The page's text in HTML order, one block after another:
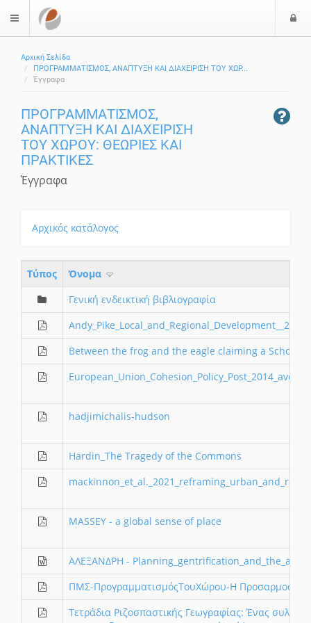
$langMenu
Αρχική Σελίδα
ΠΡΟΓΡΑΜΜΑΤΙΣΜΟΣ, ΑΝΑΠΤΥΞΗ ΚΑΙ ΔΙΑΧΕΙΡΙΣΗ ΤΟΥ ΧΩΡ...
Έγγραφα
ΠΡΟΓΡΑΜΜΑΤΙΣΜΟΣ,
ΑΝΑΠΤΥΞΗ ΚΑΙ ΔΙΑΧΕΙΡΙΣΗ
ΤΟΥ ΧΩΡΟΥ: ΘΕΩΡΙΕΣ ΚΑΙ
ΠΡΑΚΤΙΚΕΣ
Έγγραφα
Αρχικός κατάλογος
Τύπος
Όνομα
Γενική ενδεικτική βιβλιογραφία
Andy_Pike_Local_and_Regional_Development__2006
Between the frog and the eagle claiming a
hadjimichalis-hudson
Hardin_The Tragedy of the Commons
MASSEY - a global sense of place
ΑΛΕΞΑΝΔΡΗ -
ΠΜΣ-ΠρογραμματισμόςΤουΧώρου-Η
Τετράδια Ριζοσπαστικής Γεωγραφίας: Ένας